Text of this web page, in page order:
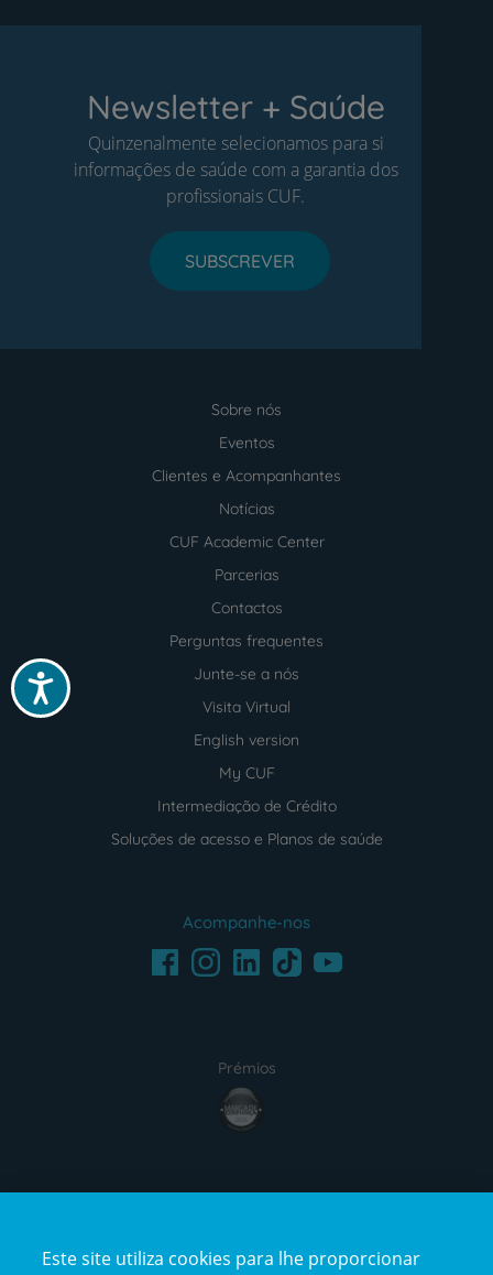
Acessibilidade
Newsletter + Saúde
Quinzenalmente selecionamos para si
informações de saúde com a garantia dos
profissionais CUF.
SUBSCREVER
Sobre nós
Eventos
Clientes e Acompanhantes
Notícias
CUF Academic Center
Parcerias
Contactos
Perguntas frequentes
Junte-se a nós
Visita Virtual
English version
My CUF
Intermediação de Crédito
Soluções de acesso e Planos de saúde
Acompanhe-nos
FacebookInstagramLinkedInTikTokYoutube
Prémios
award4
certification2certification3
Este site utiliza cookies para lhe proporcionar